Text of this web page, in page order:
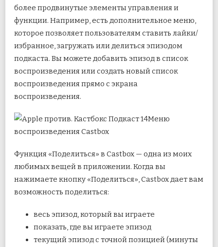
более продвинутые элементы управления и
функции. Например, есть дополнительное меню,
которое позволяет пользователям ставить лайки/
избранное, загружать или делиться эпизодом
подкаста. Вы можете добавить эпизод в список
воспроизведения или создать новый список
воспроизведения прямо с экрана
воспроизведения.
Меню
воспроизведения Castbox
Функция «Поделиться» в Castbox — одна из моих
любимых вещей в приложении. Когда вы
нажимаете кнопку «Поделиться», Castbox дает вам
возможность поделиться:
весь эпизод, который вы играете
показать, где вы играете эпизод
текущий эпизод с точной позицией (минуты